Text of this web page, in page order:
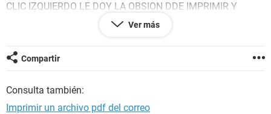
CLIC IZQUIERDO LE DOY LA OBSION DDE IMPRIMIR Y
IMPRIME LA PAGINA DE MI COPINCIPAL MAS NO EL
ARCHIVO ADJUNTO QUE HAGO LA NECESITO URGENTE
Ver más
Compartir
Consulta también:
Imprimir un archivo pdf del correo